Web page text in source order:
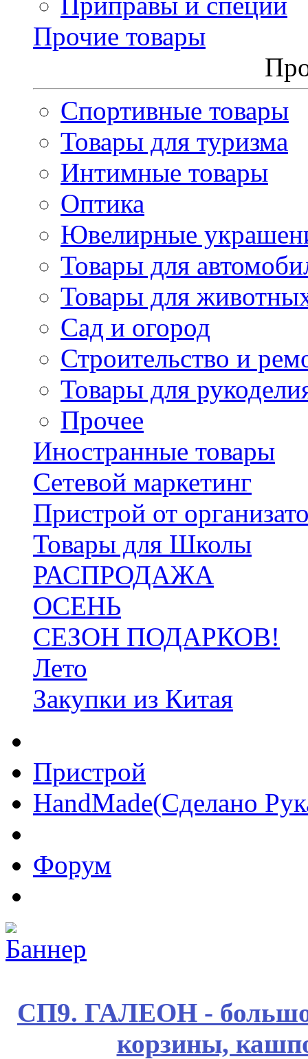
Прочие товары
Спортивные товары
Товары для туризма
Интимные товары
Оптика
Ювелирные
Товары для
Товары для
Сад и огород
Строительство и
Товары для
Прочее
Иностранные товары
Сетевой маркетинг
Пристрой от
Товары для Школы
РАСПРОДАЖА
ОСЕНЬ
СЕЗОН ПОДАРКОВ!
Лето
Закупки из Китая
Пристрой
HandMade(Сделано
Форум
СП9. ГАЛЕОН -
корзины,